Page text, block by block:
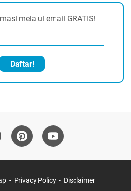
melalui email GRATIS!
Daftar!
Privacy Policy Disclaimer